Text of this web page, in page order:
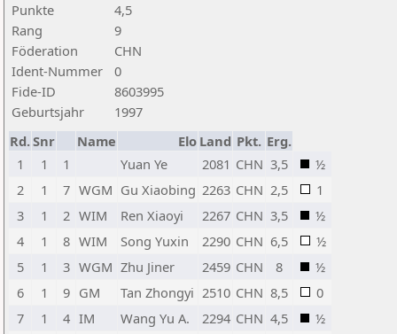
Punkte
4,5
Rang
9
Föderation
CHN
Ident-Nummer
0
Fide-ID
8603995
Geburtsjahr
1997
Rd.Snr Name Elo Land Pkt. Erg.
1
1 1 Yuan Ye 2081 CHN 3,5
½
2
1 7 WGM Gu Xiaobing 2263 CHN 2,5
1
3
1 2 WIM Ren Xiaoyi 2267 CHN 3,5
½
4
1 8 WIM Song Yuxin 2290 CHN 6,5
½
5
1 3 WGM Zhu Jiner 2459 CHN 8
½
6
1 9 GM Tan Zhongyi 2510 CHN 8,5
0
7
1 4 IM Wang Yu A. 2294 CHN 4,5
½